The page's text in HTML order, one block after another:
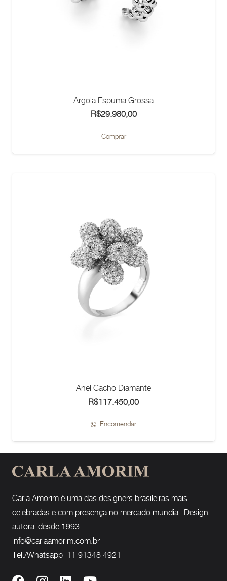
Argola Espuma Grossa
R$29.980,00
Comprar
Anel Cacho Diamante
R$117.450,00
Encomendar
Carla Amorim é uma das designers brasileiras mais
celebradas e com presença no mercado mundial. Design
autoral desde 1993.
info@carlaamorim.com.br
Tel./Whatsapp 11 91348 4921